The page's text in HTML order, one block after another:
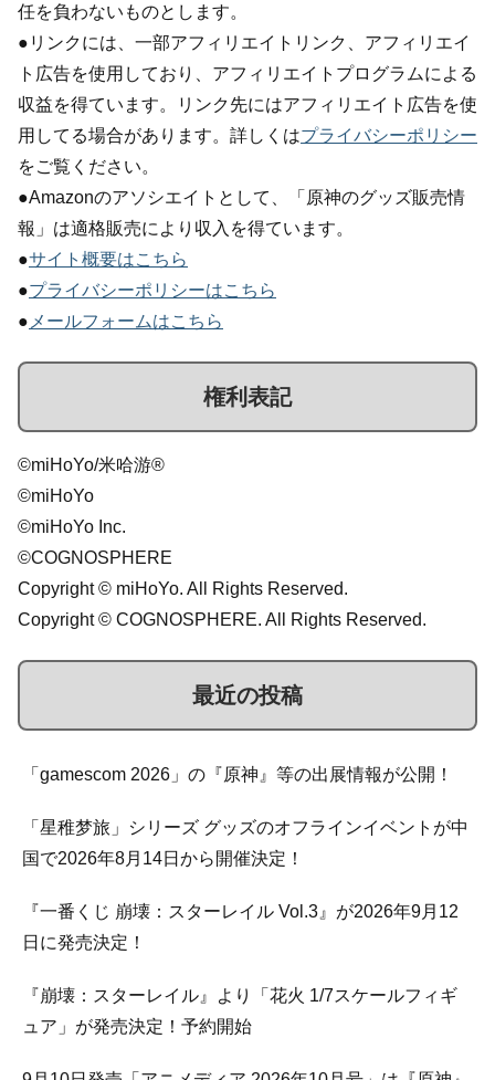
任を負わないものとします。
●リンクには、一部アフィリエイトリンク、アフィリエイ
ト広告を使用しており、アフィリエイトプログラムによる
収益を得ています。リンク先にはアフィリエイト広告を使
用してる場合があります。詳しくはプライバシーポリシー
をご覧ください。
●Amazonのアソシエイトとして、「原神のグッズ販売情
報」は適格販売により収入を得ています。
●サイト概要はこちら
●プライバシーポリシーはこちら
● メールフォームはこちら
権利表記
©miHoYo/米哈游®
©miHoYo
©miHoYo Inc.
©COGNOSPHERE
Copyright © miHoYo. All Rights Reserved.
Copyright © COGNOSPHERE. All Rights Reserved.
最近の投稿
「gamescom 2026」の『原神』等の出展情報が公開！
「星稚梦旅」シリーズ グッズのオフラインイベントが中
国で2026年8月14日から開催決定！
『一番くじ 崩壊：スターレイル Vol.3』が2026年9月12
日に発売決定！
『崩壊：スターレイル』より「花火 1/7スケールフィギ
ュア」が発売決定！予約開始